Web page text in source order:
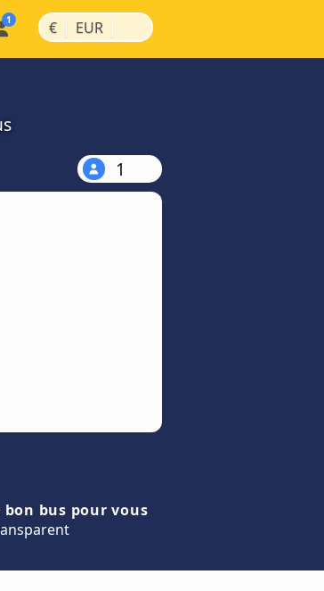
€ | EUR |
1
bon bus pour vous